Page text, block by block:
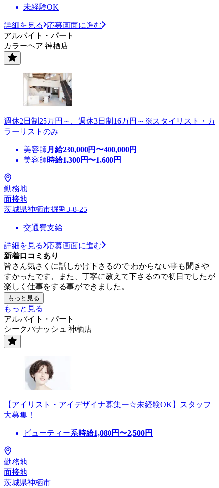
未経験OK
詳細を見る
応募画面に進む
アルバイト・パート
カラーヘア 神栖店
週休2日制25万円～、週休3日制16万円～※スタイリスト・カ
ラーリストのみ
美容師 月給230,000円〜400,000円
美容師時給1,300円〜1,600円
勤務地
面接地
茨城県神栖市掘割3-8-25
交通費支給
詳細を見る
応募画面に進む
新着口コミあり
皆さん気さくに話しかけ下さるので わからない事も聞きや
すかったです。また、丁寧に教えて下さるので初日でしたが
楽しく仕事をする事ができました。
もっと見る
もっと見る
アルバイト・パート
シークパナッシュ 神栖店
【アイリスト・アイデザイナ募集ー☆未経験OK】スタッフ
大募集！
ビューティー系時給1,080円〜2,500円
勤務地
面接地
茨城県神栖市